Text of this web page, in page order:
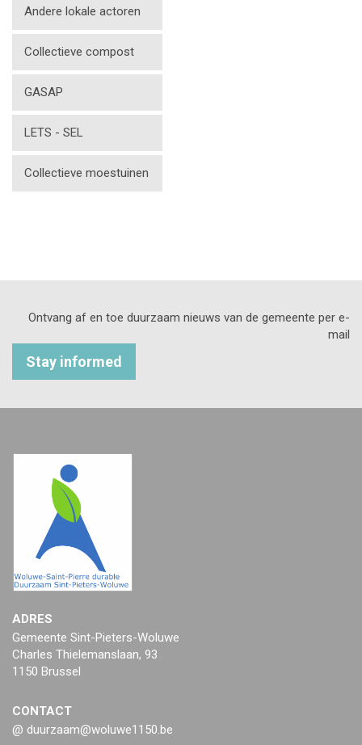
Andere lokale actoren
Collectieve compost
GASAP
LETS - SEL
Collectieve moestuinen
Ontvang af en toe duurzaam nieuws van de gemeente per e-
mail
Stay informed
ADRES
Gemeente Sint-Pieters-Woluwe
Charles Thielemanslaan, 93
1150 Brussel
CONTACT
@ duurzaam@woluwe1150.be